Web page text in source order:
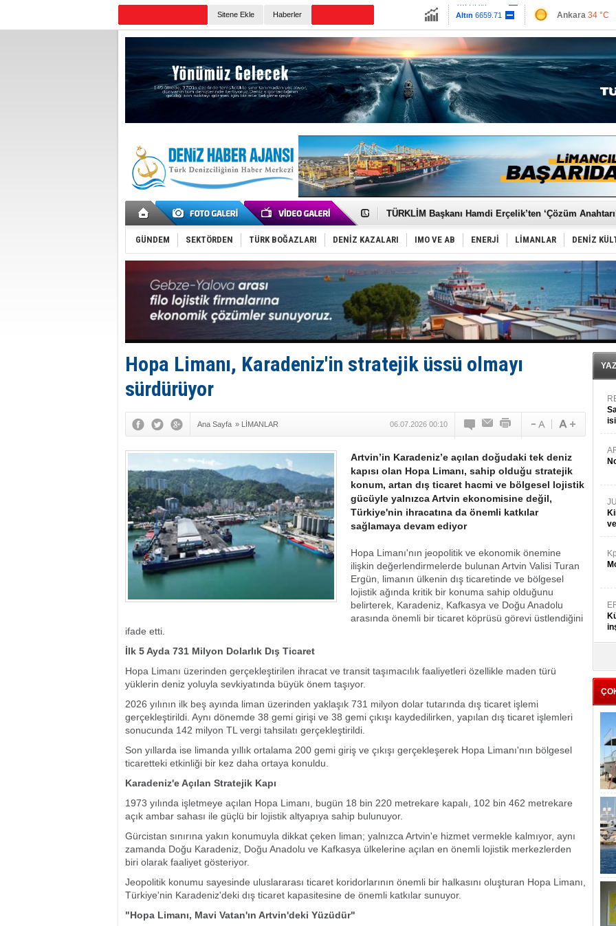
Sitene Ekle Haberler
Altın 6659.71
Euro55.1258
Ankara 34 °C
Antalya32 °C
Muğla 36 °C
Çanakkale 35
‘14. Olympos Regatta’ başlıyor
TÜRKLİM Başkanı Hamdi Erçelik’ten ‘Çözüm
SOCAR da MSC Tiger’a katıldı!
Türkiye'nin ‘Denizcilik Gücü’!
Dünyanın en tehlikeli yosunu: Yüz binlerce canlıyı
Hürmüz’de bekleyen gemiler biyolojik bombaya
Rusya'nın gizli filosu büyüyor!
Keşfedildi: En büyük Mercan Ormanı!
D-Marin, Avrupa'nın tekne fuarlarına çıkarma yapacak
Van’da inşa edilen teknelere yoğun talep var
ASEAN ilk P&I Sigorta Kulübünü kurmaya
TAYK - Eker Olympos Regatta'da ilk start!
TEKNOFEST ‘Mavi Vatan’ ziyaretçi kayıtları başladı!
GÜNDEM SEKTÖRDEN TÜRK BOĞAZLARI DENİZ KAZALARI IMO VE AB ENERJİ LİMANLAR DENİZ
Hopa Limanı, Karadeniz'in stratejik üssü olmayı
sürdürüyor
Ana Sayfa » LİMANLAR 06.07.2026 00:10
Artvin’in Karadeniz’e açılan doğudaki tek deniz
kapısı olan Hopa Limanı, sahip olduğu stratejik
konum, artan dış ticaret hacmi ve bölgesel lojistik
gücüyle yalnızca Artvin ekonomisine değil,
Türkiye'nin ihracatına da önemli katkılar
sağlamaya devam ediyor
Hopa Limanı'nın jeopolitik ve ekonomik önemine
ilişkin değerlendirmelerde bulunan Artvin Valisi Turan
Ergün, limanın ülkenin dış ticaretinde ve bölgesel
lojistik ağında kritik bir konuma sahip olduğunu
belirterek, Karadeniz, Kafkasya ve Doğu Anadolu
arasında önemli bir ticaret köprüsü görevi üstlendiğini
ifade etti.
İlk 5 Ayda 731 Milyon Dolarlık Dış Ticaret
Hopa Limanı üzerinden gerçekleştirilen ihracat ve transit taşımacılık faaliyetleri özellikle maden türü
yüklerin deniz yoluyla sevkiyatında büyük önem taşıyor.
2026 yılının ilk beş ayında liman üzerinden yaklaşık 731 milyon dolar tutarında dış ticaret işlemi
gerçekleştirildi. Aynı dönemde 38 gemi girişi ve 38 gemi çıkışı kaydedilirken, yapılan dış ticaret işlemleri
sonucunda 142 milyon TL vergi tahsilatı gerçekleştirildi.
Son yıllarda ise limanda yıllık ortalama 200 gemi giriş ve çıkışı gerçekleşerek Hopa Limanı'nın bölgesel
ticaretteki etkinliği bir kez daha ortaya konuldu.
Karadeniz'e Açılan Stratejik Kapı
1973 yılında işletmeye açılan Hopa Limanı, bugün 18 bin 220 metrekare kapalı, 102 bin 462 metrekare
açık ambar sahası ile güçlü bir lojistik altyapıya sahip bulunuyor.
Gürcistan sınırına yakın konumuyla dikkat çeken liman; yalnızca Artvin'e hizmet vermekle kalmıyor, aynı
zamanda Doğu Karadeniz, Doğu Anadolu ve Kafkasya ülkelerine açılan en önemli lojistik merkezlerden
biri olarak faaliyet gösteriyor.
Jeopolitik konumu sayesinde uluslararası ticaret koridorlarının önemli bir halkasını oluşturan Hopa Limanı,
Türkiye'nin Karadeniz'deki dış ticaret kapasitesine de önemli katkılar sunuyor.
"Hopa Limanı, Mavi Vatan'ın Artvin'deki Yüzüdür"